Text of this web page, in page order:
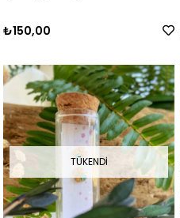
₺150,00
TÜKENDI